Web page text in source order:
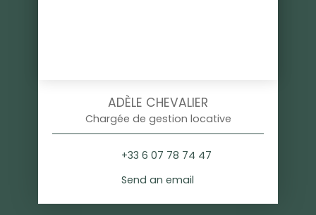
ADÈLE CHEVALIER
Chargée de gestion locative
+33 6 07 78 74 47
Send an email